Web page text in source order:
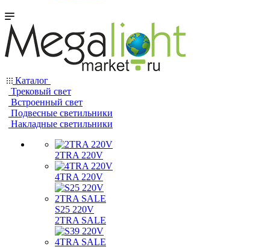
Каталог
Трековый свет
Встроенный свет
Подвесные светильники
Накладные светильники
2TRA 220V
4TRA 220V
S25 220V
2TRA SALE